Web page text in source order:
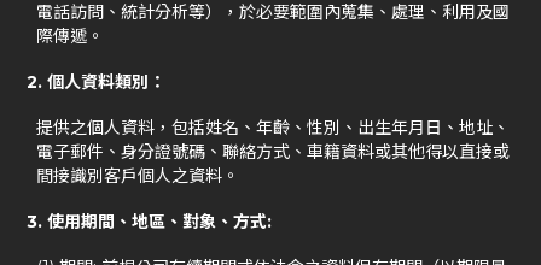
電話訪問、統計分析等），於必要範圍內蒐集、處理、利用及國
際傳遞。
2. 個人資料類別：
提供之個人資料，包括姓名、年齡、性別、出生年月日、地址、
電子郵件、身分證號碼、聯絡方式、車籍資料或其他得以直接或
間接識別客戶個人之資料。
3. 使用期間、地區、對象、方式: